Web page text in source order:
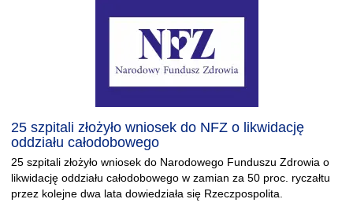
25 szpitali złożyło wniosek do NFZ o likwidację
oddziału całodobowego
25 szpitali złożyło wniosek do Narodowego Funduszu Zdrowia o
likwidację oddziału całodobowego w zamian za 50 proc. ryczałtu
przez kolejne dwa lata dowiedziała się Rzeczpospolita.